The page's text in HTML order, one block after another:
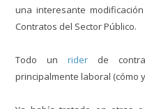
una interesante
Contratos del SectorPúblico.
Todo unrider de
principalmente laboral (cómo